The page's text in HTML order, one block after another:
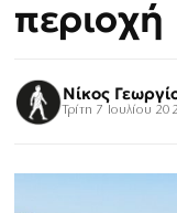
περιοχή
Νίκος
Τρίτη 7 Ιουλίου